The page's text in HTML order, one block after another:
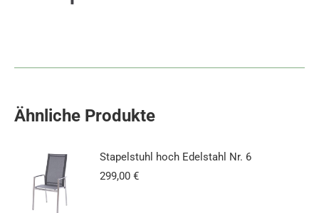
Ähnliche Produkte
Stapelstuhl hoch Edelstahl Nr. 6
299,00 €